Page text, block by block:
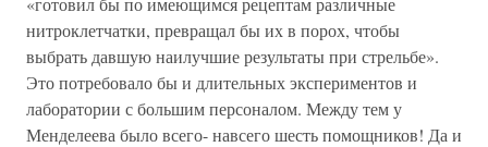
нитроклетчатки, превращал бы их в порох, чтобы
выбрать давшую наилучшие результаты при стрельбе».
Это потребовало бы и длительных экспериментов и
лаборатории с большим персоналом. Между тем у
Менделеева было всего- навсего шесть помощников! Да и